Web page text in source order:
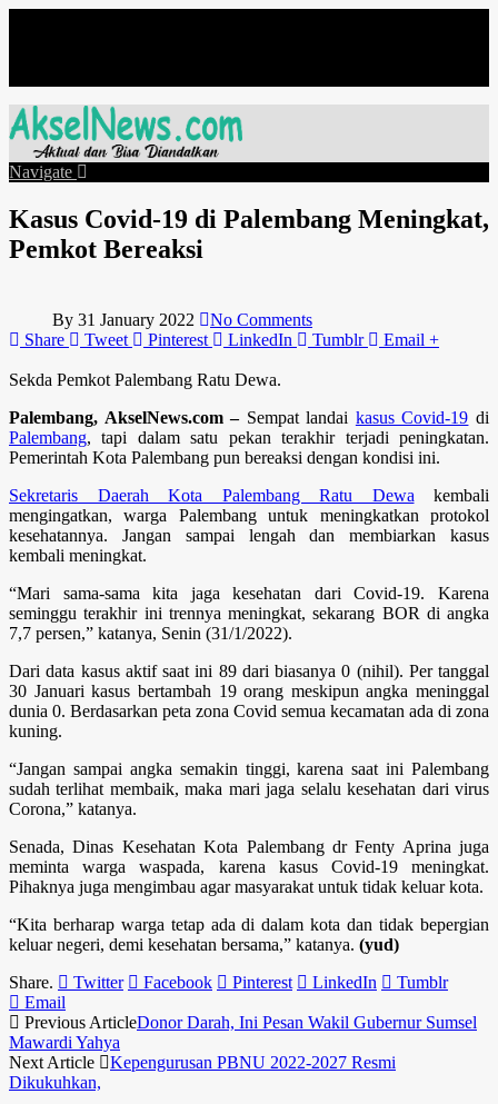
Navigate
Kasus Covid-19 di Palembang Meningkat,
Pemkot Bereaksi
By 31 January 2022
No Comments
Share
Tweet Pinterest LinkedIn Tumblr Email +
Sekda Pemkot Palembang Ratu Dewa.
Palembang, AkselNews.com –Sempat landai kasus Covid-19 di
Palembang, tapi dalam satu pekan terakhir terjadi peningkatan.
Pemerintah Kota Palembang pun bereaksi dengan kondisi ini.
Sekretaris Daerah Kota Palembang Ratu Dewa kembali
mengingatkan, warga Palembang untuk meningkatkan protokol
kesehatannya. Jangan sampai lengah dan membiarkan kasus
kembali meningkat.
“Mari sama-sama kita jaga kesehatan dari Covid-19. Karena
seminggu terakhir ini trennya meningkat, sekarang BOR di angka
7,7 persen,” katanya, Senin (31/1/2022).
Dari data kasus aktif saat ini 89 dari biasanya 0 (nihil). Per tanggal
30 Januari kasus bertambah 19 orang meskipun angka meninggal
dunia 0. Berdasarkan peta zona Covid semua kecamatan ada di zona
kuning.
“Jangan sampai angka semakin tinggi, karena saat ini Palembang
sudah terlihat membaik, maka mari jaga selalu kesehatan dari virus
Corona,” katanya.
Senada, Dinas Kesehatan Kota Palembang dr Fenty Aprina juga
meminta warga waspada, karena kasus Covid-19 meningkat.
Pihaknya juga mengimbau agar masyarakat untuk tidak keluar kota.
“Kita berharap warga tetap ada di dalam kota dan tidak bepergian
keluar negeri, demi kesehatan bersama,” katanya. (yud)
Share.
Twitter Facebook Pinterest LinkedIn
Tumblr
Email
Previous ArticleDonor Darah, Ini Pesan Wakil Gubernur Sumsel
Mawardi Yahya
Next Article
Kepengurusan PBNU 2022-2027 Resmi
Dikukuhkan,